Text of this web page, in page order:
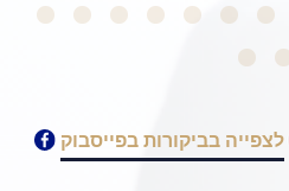
לצפייה בביקורות בפייסבוק